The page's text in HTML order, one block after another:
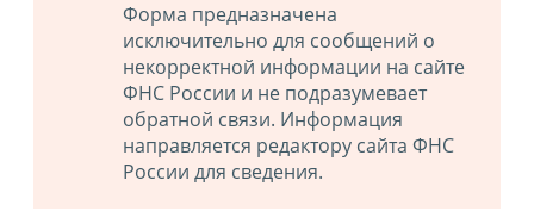
Форма предназначена
исключительно для сообщений о
некорректной информации на сайте
ФНС России и не подразумевает
обратной связи. Информация
направляется редактору сайта ФНС
России для сведения.